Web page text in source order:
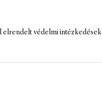
elrendelt védelmi intézkedések